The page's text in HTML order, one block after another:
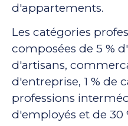
d'appartements.
Les catégories
composées de 5 %
d'artisans,
d'entreprise, 1 % de
professions
d'employés et de 30